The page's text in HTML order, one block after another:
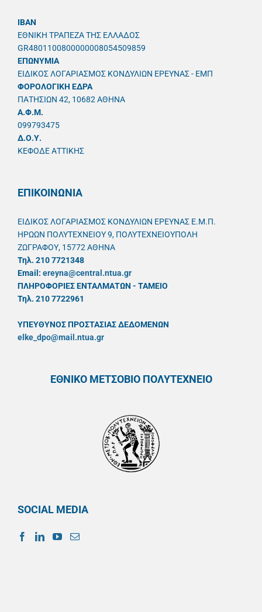
IBAN
ΕΘΝΙΚΗ ΤΡΑΠΕΖΑ ΤΗΣ ΕΛΛΑΔΟΣ
GR4801100800000008054509859
ΕΠΩΝΥΜΙΑ
ΕΙΔΙΚΟΣ ΛΟΓΑΡΙΑΣΜΟΣ ΚΟΝΔΥΛΙΩΝ ΕΡΕΥΝΑΣ - ΕΜΠ
ΦΟΡΟΛΟΓΙΚΗ ΕΔΡΑ
ΠΑΤΗΣΙΩΝ 42, 10682 ΑΘΗΝΑ
A.Φ.Μ.
099793475
Δ.Ο.Υ.
ΚΕΦΟΔΕ ΑΤΤΙΚΗΣ
ΕΠΙΚΟΙΝΩΝΙΑ
ΕΙΔΙΚΟΣ ΛΟΓΑΡΙΑΣΜΟΣ ΚΟΝΔΥΛΙΩΝ ΕΡΕΥΝΑΣ Ε.Μ.Π.
ΗΡΩΩΝ ΠΟΛΥΤΕΧΝΕΙΟΥ 9, ΠΟΛΥΤΕΧΝΕΙΟΥΠΟΛΗ
ΖΩΓΡΑΦΟΥ, 15772 ΑΘΗΝΑ
Τηλ. 210 7721348
Email: ereyna@central.ntua.gr
ΠΛΗΡΟΦΟΡΙΕΣ ΕΝΤΑΛΜΑΤΩΝ - ΤΑΜΕΙΟ
Τηλ. 210 7722961
ΥΠΕΥΘYΝΟΣ ΠΡΟΣΤΑΣΙΑΣ ΔΕΔΟΜΕΝΩΝ
elke_dpo@mail.ntua.gr
ΕΘΝΙΚΟ ΜΕΤΣΟΒΙΟ ΠΟΛΥΤΕΧΝΕΙΟ
SOCIAL MEDIA